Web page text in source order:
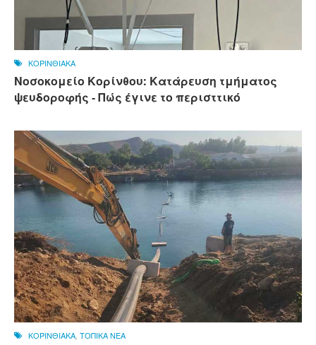
ΚΟΡΙΝΘΙΑΚΑ
Νοσοκομείο Κορίνθου: Κατάρευση τμήματος
ψευδοροφής - Πώς έγινε το περισττικό
ΚΟΡΙΝΘΙΑΚΑ, ΤΟΠΙΚΑ ΝΕΑ